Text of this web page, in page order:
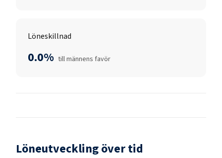
Löneskillnad
0.0% till männens favör
Löneutveckling över tid